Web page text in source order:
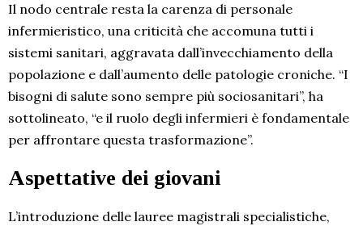
Il nodo centrale resta la carenza di personale
infermieristico, una criticità che accomuna tutti i
sistemi sanitari, aggravata dall’invecchiamento della
popolazione e dall’aumento delle patologie croniche. “I
bisogni di salute sono sempre più sociosanitari”, ha
sottolineato, “e il ruolo degli infermieri è fondamentale
per affrontare questa trasformazione”.
Aspettative dei giovani
L’introduzione delle lauree magistrali specialistiche,